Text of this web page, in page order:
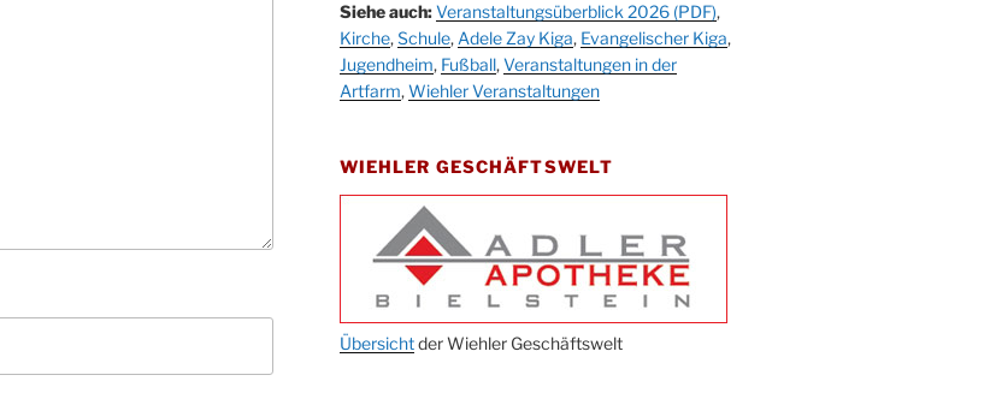
19.09.
Schlagerabend im Stadtteilhaus
Drabenderhöhe
25. u.
26.09.
Oktoberfest im Cafe XXS
10-12 Uhr
Afterwork-Andacht um 18:00 Uhr in der
Kirche
Sandmännchen-Gottesdienst in der
Kirche oder im Ev. Gemeindehaus um
18:00 Uhr
11.10.
Oktoberfest MGV im Stadtteilhaus um
Siehe auch: Veranstaltungsüberblick 2026 (PDF),
Kirche,Schule, Adele Zay Kiga, Evangelischer Kiga,
Jugendheim, Fußball,Veranstaltungen in der
Artfarm,Wiehler Veranstaltungen
WIEHLER GESCHÄFTSWELT
Übersichtder Wiehler Geschäftswelt